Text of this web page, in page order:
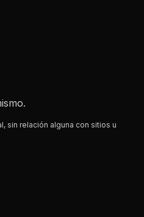
sin relación alguna con sitios u